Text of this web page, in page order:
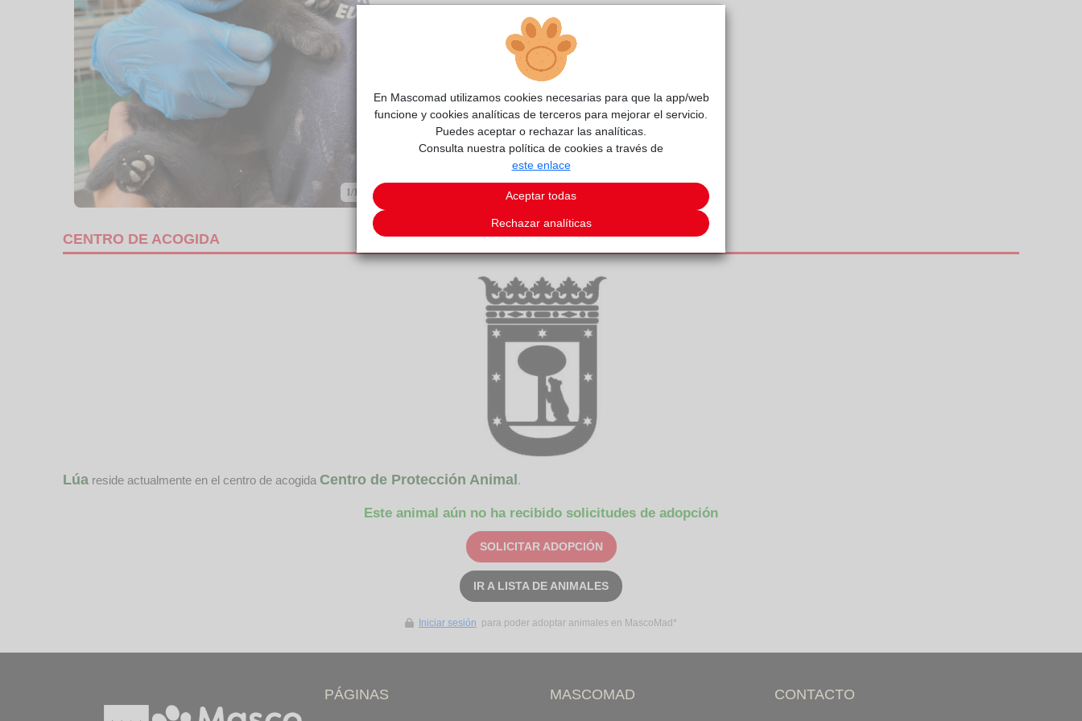
1/1
CENTRO DE ACOGIDA
Lúa reside actualmente en el centro de acogida Centro de Protección Animal .
Este animal aún no ha recibido solicitudes de adopción
SOLICITAR ADOPCIÓN
IR A LISTA DE ANIMALES
Iniciar sesión para poder adoptar animales en MascoMad*
PÁGINAS MASCOMAD CONTACTO
En Mascomad utilizamos cookies necesarias para que la app/web
funcione y cookies analíticas de terceros para mejorar el servicio.
Puedes aceptar o rechazar las analíticas.
Consulta nuestra política de cookies a través de
este enlace
Aceptar todas
Rechazar analíticas